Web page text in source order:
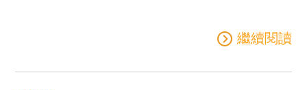
繼續閱讀